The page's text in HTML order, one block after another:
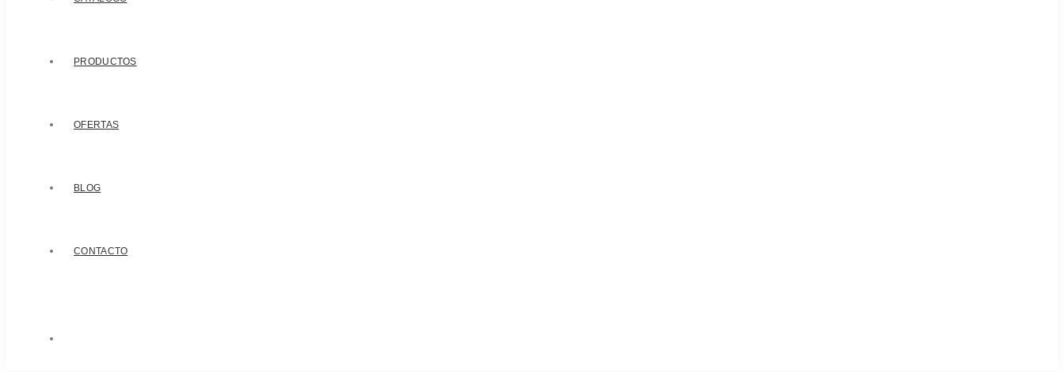
PRODUCTOS
OFERTAS
BLOG
CONTACTO